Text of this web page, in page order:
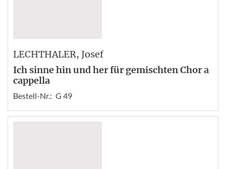
LECHTHALER, Josef
Ich sinne hin und her für gemischten Chor a
cappella
Bestell-Nr.: G 49